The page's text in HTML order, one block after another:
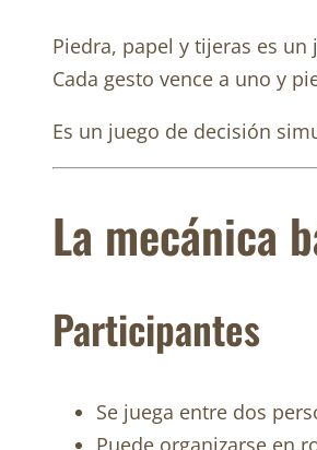
Piedra, papel y tijeras es
Cada gesto vence a uno y
Es un juego de decisión
La mecánica
Participantes
Se juega entre dos